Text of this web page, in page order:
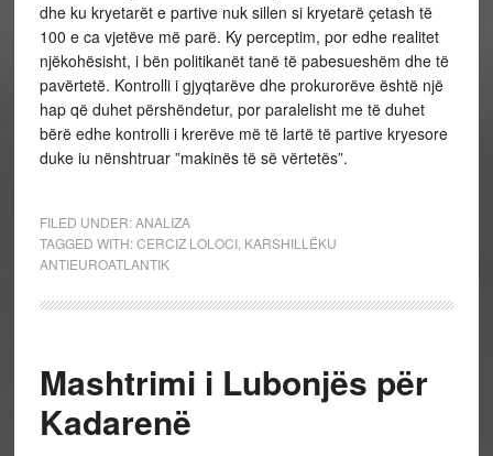
dhe ku kryetarët e partive nuk sillen si kryetarë çetash të
100 e ca vjetëve më parë. Ky perceptim, por edhe realitet
njëkohësisht, i bën politikanët tanë të pabesueshëm dhe të
pavërtetë. Kontrolli i gjyqtarëve dhe prokurorëve është një
hap që duhet përshëndetur, por paralelisht me të duhet
bërë edhe kontrolli i krerëve më të lartë të partive kryesore
duke iu nënshtruar ”makinës të së vërtetës”.
FILED UNDER:ANALIZA
TAGGED WITH:CERCIZ LOLOCI, KARSHILLËKU
ANTIEUROATLANTIK
Mashtrimi i Lubonjës për
Kadarenë